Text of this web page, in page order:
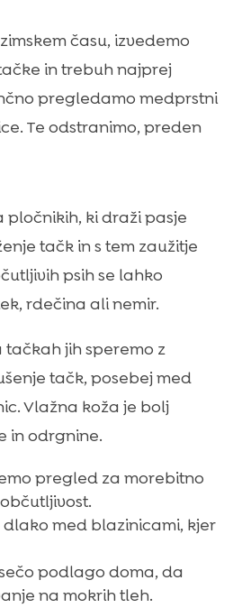
času, izvedemo
in trebuh najprej
pregledamo medprstni
Te odstranimo, preden
pločnikih, ki draži pasje
tačk in s tem zaužitje
psih se lahko
rdečina ali nemir.
jih speremo z
tačk, posebej med
Vlažna koža je bolj
in odrgnine.
pregled za morebitno
dlako med blazinicami, kjer
podlago doma, da
na mokrih tleh.